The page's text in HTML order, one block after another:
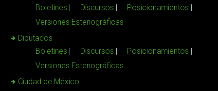
Boletines
Discursos
Posicionamientos
Versiones Estenográficas
Diputados
Boletines
Discursos
Posicionamientos
Versiones Estenográficas
Ciudad de México